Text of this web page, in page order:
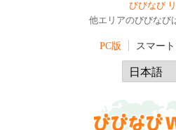
びびなび
他エリアのびびなび
PC版 スマー